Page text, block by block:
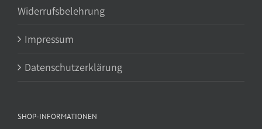
Widerrufsbelehrung
Impressum
Datenschutzerklärung
SHOP-INFORMATIONEN